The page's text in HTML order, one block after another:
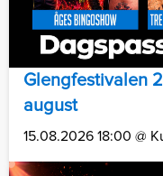
Glengfestivalen
august
15.08.2026 18:00 @